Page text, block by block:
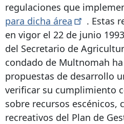
regulaciones que
para dicha área
. Estas
en vigor el 22 de junio
del Secretario de
condado de Multnomah
propuestas de desarrollo
verificar su cumplimiento
sobre recursos escénicos,
recreativos del Plan de